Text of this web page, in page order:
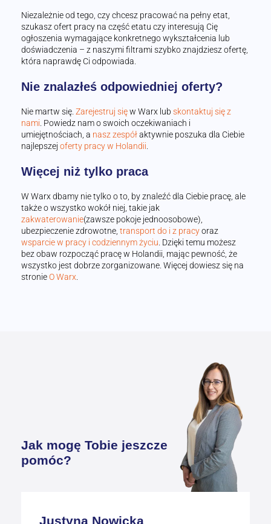
Niezależnie od tego, czy chcesz pracować na pełny etat,
szukasz ofert pracy na część etatu czy interesują Cię
ogłoszenia wymagające konkretnego wykształcenia lub
doświadczenia – z naszymi filtrami szybko znajdziesz ofertę,
która naprawdę Ci odpowiada.
Nie znalazłeś odpowiedniej oferty?
Nie martw się. Zarejestruj sięw Warx lub skontaktuj się z
nami. Powiedz nam o swoich oczekiwaniach i
umiejętnościach, a nasz zespółaktywnie poszuka dla Ciebie
najlepszej oferty pracy w Holandii.
Więcej niż tylko praca
W Warx dbamy nie tylko o to, by znaleźć dla Ciebie pracę, ale
także o wszystko wokół niej, takie jak
zakwaterowanie(zawsze pokoje jednoosobowe),
ubezpieczenie zdrowotne, transport do i z pracyoraz
wsparcie w pracy i codziennym życiu. Dzięki temu możesz
bez obaw rozpocząć pracę w Holandii, mając pewność, że
wszystko jest dobrze zorganizowane. Więcej dowiesz się na
stronieO Warx.
Jak mogę Tobie jeszcze
pomóc?
Justyna Nowicka